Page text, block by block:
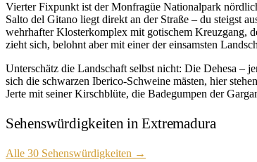
Vierter Fixpunkt ist der Monfragüe Nationalpark
Salto del Gitano liegt direkt an der Straße – du steigst
wehrhafter Klosterkomplex mit gotischem Kreuzgang,
zieht sich, belohnt aber mit einer der einsamsten
Unterschätz die Landschaft selbst nicht: Die Dehesa –
sich die schwarzen Iberico-Schweine mästen, hier
Jerte mit seiner Kirschblüte, die Badegumpen der
Sehenswürdigkeiten in Extremadura
Alle 30 Sehenswürdigkeiten →